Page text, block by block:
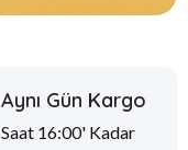
Aynı Gün Kargo
Saat 16:00' Kadar